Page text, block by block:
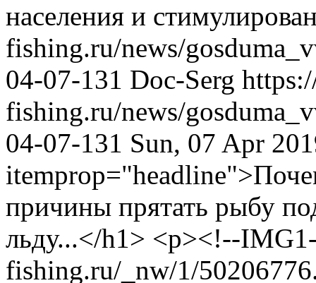
населения и
fishing.ru/news/
04-07-131 Doc-Serg
fishing.ru/news/
04-07-131 Sun, 07 Apr
причины прятать рыбу
льду...</h1> <p><!--
fishing.ru/_nw/1/